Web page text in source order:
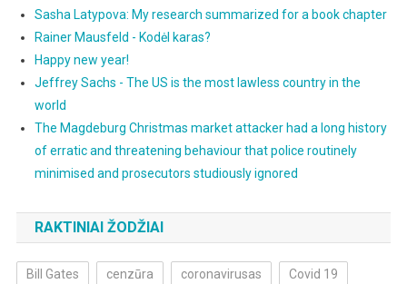
Sasha Latypova: My research summarized for a book chapter
Rainer Mausfeld - Kodėl karas?
Happy new year!
Jeffrey Sachs - The US is the most lawless country in the
world
The Magdeburg Christmas market attacker had a long history
of erratic and threatening behaviour that police routinely
minimised and prosecutors studiously ignored
RAKTINIAI ŽODŽIAI
Bill Gates cenzūra coronavirusas Covid 19